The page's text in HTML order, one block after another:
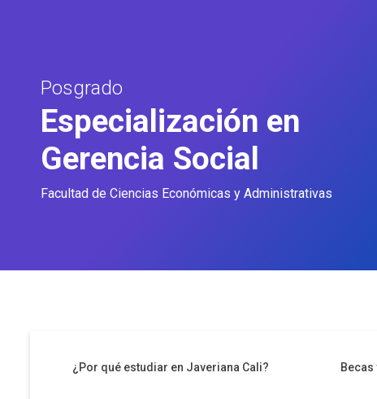
Posgrado
Especialización en
Gerencia Social
Facultad de Ciencias Económicas y Administrativas
¿Por qué estudiar en Javeriana Cali?